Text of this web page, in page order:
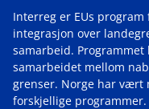
Interreg er EUs
integrasjon over
samarbeid.
samarbeidet mellom
grenser. Norge har vært
forskjellige programmer.